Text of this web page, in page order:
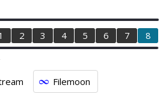
2 3 4 5 6 7
8
Filemoon